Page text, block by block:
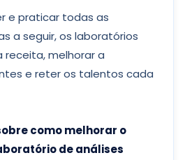
e praticar todas as
a seguir, os laboratórios
melhorar a
e reter os talentos cada
como melhorar o
de análises